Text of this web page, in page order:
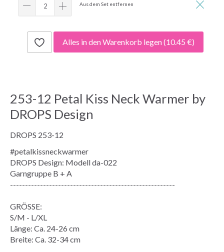
Aus dem Set entfernen
Alles in den Warenkorb legen(10.45 €)
253-12 Petal Kiss Neck Warmer by
DROPS Design
DROPS 253-12
#petalkissneckwarmer
DROPS Design: Modell da-022
Garngruppe B + A
-------------------------------------------------------
GRÖSSE:
S/M - L/XL
Länge: Ca. 24-26 cm
Breite: Ca. 32-34 cm